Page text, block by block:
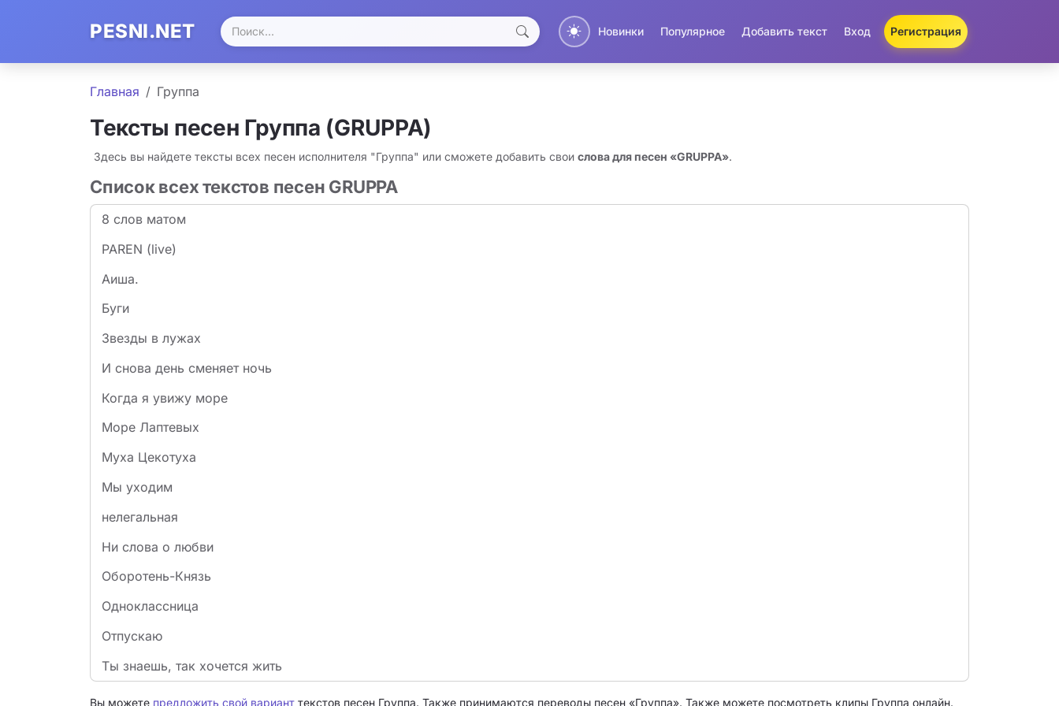
PESNI.NET Новинки Популярное Добавить текст Вход Регистрация
Главная Группа
Тексты песен Группа (GRUPPA)
Здесь вы найдете тексты всех песен исполнителя "Группа" или сможете добавить свои слова для песен «GRUPPA».
Список всех текстов песен GRUPPA
8 слов матом
PAREN (live)
Аиша.
Буги
Звезды в лужах
И снова день сменяет ночь
Когда я увижу море
Море Лаптевых
Муха Цекотуха
Мы уходим
нелегальная
Ни слова о любви
Оборотень-Князь
Одноклассница
Отпускаю
Ты знаешь, так хочется жить
Вы можете предложить свой вариант текстов песен Группа. Также принимаются переводы песен «Группа». Также можете посмотреть клипы Группа онлайн.